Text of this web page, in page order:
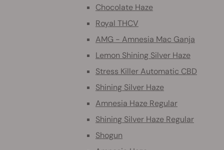
Chocolate Haze
Royal THCV
AMG - Amnesia Mac Ganja
Lemon Shining Silver Haze
Stress Killer Automatic CBD
Shining Silver Haze
Amnesia Haze Regular
Shining Silver Haze Regular
Shogun